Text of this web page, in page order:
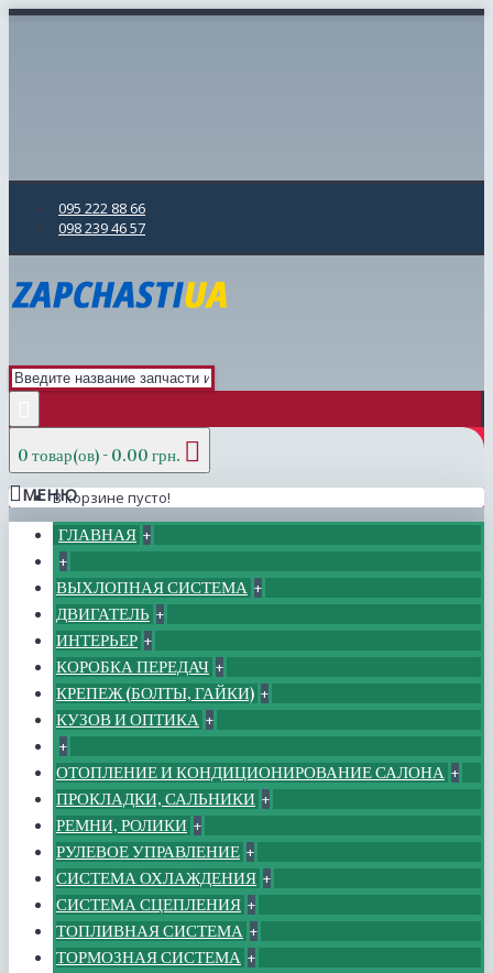
095 222 88 66
098 239 46 57
0 товар(ов) - 0.00 грн.
В корзине пусто!
МЕНЮ
ГЛАВНАЯ +
+
ВЫХЛОПНАЯ СИСТЕМА +
ДВИГАТЕЛЬ +
ИНТЕРЬЕР +
КОРОБКА ПЕРЕДАЧ +
КРЕПЕЖ (БОЛТЫ, ГАЙКИ) +
КУЗОВ И ОПТИКА +
+
ОТОПЛЕНИЕ И КОНДИЦИОНИРОВАНИЕ САЛОНА +
ПРОКЛАДКИ, САЛЬНИКИ +
РЕМНИ, РОЛИКИ +
РУЛЕВОЕ УПРАВЛЕНИЕ +
СИСТЕМА ОХЛАЖДЕНИЯ +
СИСТЕМА СЦЕПЛЕНИЯ +
ТОПЛИВНАЯ СИСТЕМА +
ТОРМОЗНАЯ СИСТЕМА +